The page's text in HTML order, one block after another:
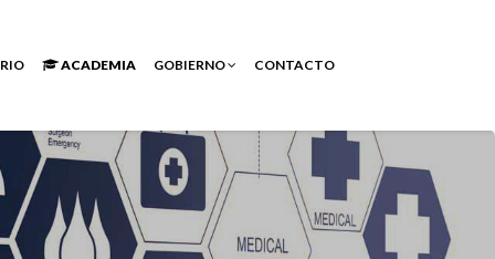
ACADEMIA GOBIERNO CONTACTO